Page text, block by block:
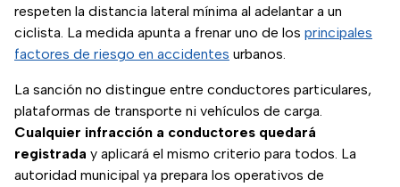
respeten la distancia lateral mínima al adelantar a un
ciclista. La medida apunta a frenar uno de los principales
factores de riesgo en accidentes urbanos.
La sanción no distingue entre conductores particulares,
plataformas de transporte ni vehículos de carga.
Cualquier infracción a conductores quedará
registrada y aplicará el mismo criterio para todos. La
autoridad municipal ya prepara los operativos de